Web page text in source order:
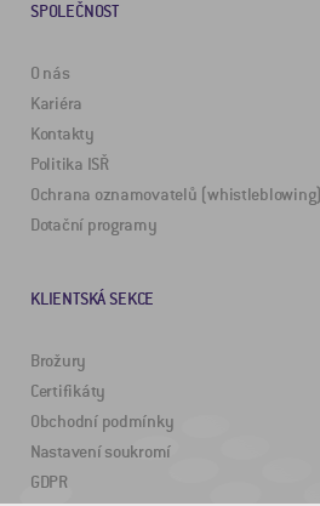
SPOLEČNOST
O nás
Kariéra
Kontakty
Politika ISŘ
Ochrana oznamovatelů (whistleblowing)
Dotační programy
KLIENTSKÁ SEKCE
Brožury
Certifikáty
Obchodní podmínky
Nastavení soukromí
GDPR